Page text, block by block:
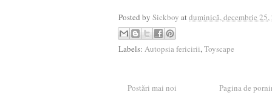
Posted by Sickboy atduminică, decembrie 25,
Labels: Autopsia fericirii, Toyscape
Postări mai noi Pagina de